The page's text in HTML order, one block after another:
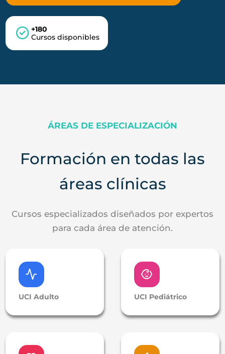
+180
Cursos disponibles
ÁREAS DE ESPECIALIZACIÓN
Formación en todas las
áreas clínicas
Cursos especializados diseñados por expertos
para cada área de atención.
UCI Adulto UCI Pediátrico